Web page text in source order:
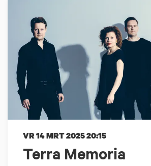
Terra Memoria
VR 14 MRT 202520:15